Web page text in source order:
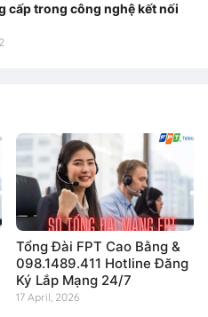
cấp trong công nghệ kết nối
Tổng Đài FPT Cao Bằng &
098.1489.411 Hotline Đăng
Ký Lắp Mạng 24/7
17 April, 2026